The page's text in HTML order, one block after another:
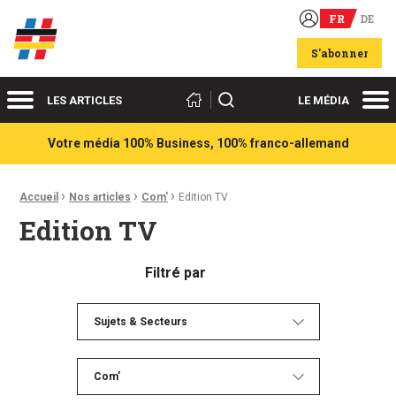
Acteurs du franco-allemand FR DE
S'abonner
MenuLES ARTICLES Rechercher LE MÉDIA
Votre média 100% Business, 100% franco-allemand
Fil d'Ariane :
Accueil › Nos articles › Com' › Edition TV
Edition TV
Filtré par
Sujets & Secteurs
Com'